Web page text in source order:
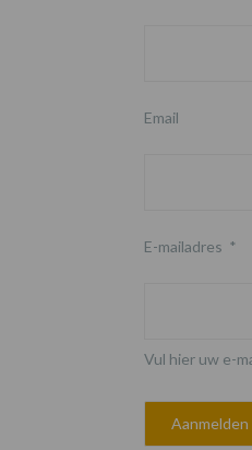
Email
E-mailadres *
Vul hier uw e-